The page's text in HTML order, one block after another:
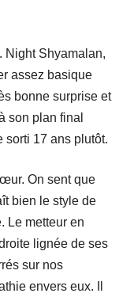
Night Shyamalan,
assez basique
bonne surprise et
son plan final
sorti 17 ans plutôt.
On sent que
bien le style de
Le metteur en
lignée de ses
sur nos
envers eux. Il